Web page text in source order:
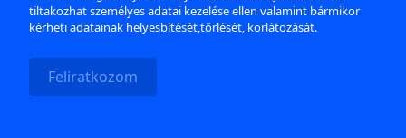
tiltakozhat személyes adatai kezelése ellen valamint bármikor
kérheti adatainak helyesbítését,törlését, korlátozását.
Feliratkozom